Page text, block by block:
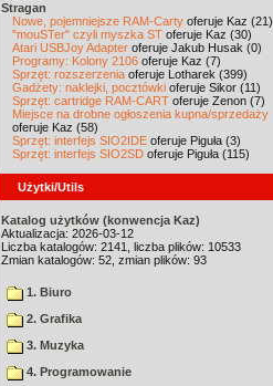
Stragan
Nowe, pojemniejsze RAM-Carty oferuje Kaz (21)
"mouSTer" czyli myszka ST oferuje Kaz (30)
Atari USBJoy Adapter oferuje Jakub Husak (0)
Programy: Kolony 2106 oferuje Kaz (7)
Sprzęt: rozszerzenia oferuje Lotharek (399)
Gadżety: naklejki, pocztówki oferuje Sikor (11)
Sprzęt: cartridge RAM-CART oferuje Zenon (7)
Miejsce na drobne ogłoszenia kupna/sprzedaży
oferuje Kaz (58)
Sprzęt: interfejs SIO2IDE oferuje Piguła (3)
Sprzęt: interfejs SIO2SD oferuje Piguła (115)
Użytki/Utils
Katalog użytków (konwencja Kaz)
Aktualizacja: 2026-03-12
Liczba katalogów: 2141, liczba plików: 10533
Zmian katalogów: 52, zmian plików: 93
1. Biuro
2. Grafika
3. Muzyka
4. Programowanie